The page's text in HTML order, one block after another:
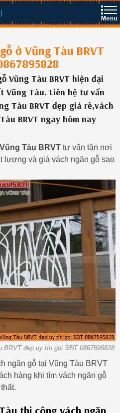
ở Vũng Tàu BRVT
Vũng Tàu BRVT hiện đại
Vũng Tàu. Liên hệ tư vấn
Tàu BRVT đẹp giá rẻ,vách
BRVT ngay hôm nay
Tàu BRVTtư vấn tận nơi
lượng và giá vách ngăn gỗ sao
BRVT đẹp uy tín gọi SĐT 0867895828
ngăn gỗ tại Vũng Tàu BRVT
hàng khi tìm vách ngăn gỗ